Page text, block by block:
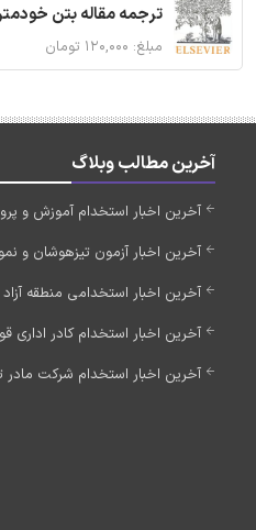
ترجمه مقاله بتن
مبلغ: ۱۲۰,۰۰۰ تومان
آخرین مطالب وبلاگ
آخرین اخبار استخدام آموزش و پرورش 1405 (به
آخرین اخبار آزمون تیزهوشان و
آخرین اخبار استخدامی منطقه آزاد
آخرین اخبار استخدام کادر اداری قوه قضاییه
آخرین اخبار استخدام شرکت مادر تخصصی